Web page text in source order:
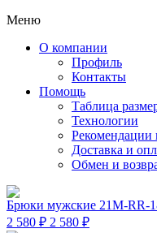
Меню
О компании
Профиль
Контакты
Помощь
Таблица
Технологии
Рекомендации
Доставка и
Обмен и
Брюки мужские 21M-RR-
2 580 ₽ 2 580 ₽